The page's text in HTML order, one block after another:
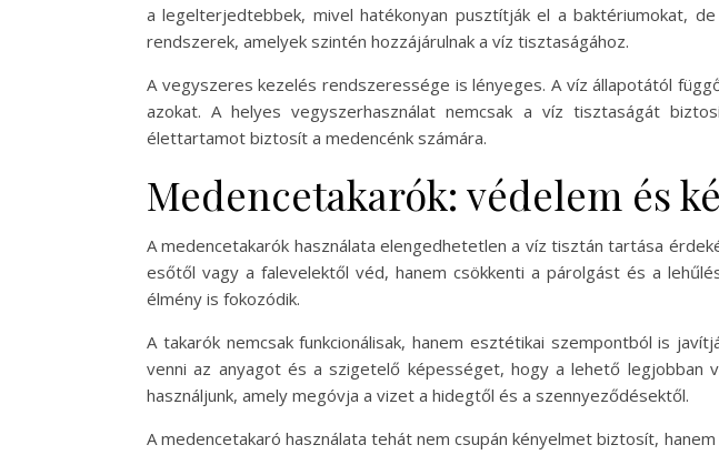
a legelterjedtebbek, mivel hatékonyan pusztítják el a baktériumokat,
rendszerek, amelyek szintén hozzájárulnak a víz tisztaságához.
A vegyszeres kezelés rendszeressége is lényeges. A víz állapotától
azokat. A helyes vegyszerhasználat nemcsak a víz tisztaságát
élettartamot biztosít a medencénk számára.
Medencetakarók: védelem és
A medencetakarók használata elengedhetetlen a víz tisztán tartása
esőtől vagy a falevelektől véd, hanem csökkenti a párolgást és a
élmény is fokozódik.
A takarók nemcsak funkcionálisak, hanem esztétikai szempontból is
venni az anyagot és a szigetelő képességet, hogy a lehető
használjunk, amely megóvja a vizet a hidegtől és a szennyeződésektől.
A medencetakaró használata tehát nem csupán kényelmet biztosít,